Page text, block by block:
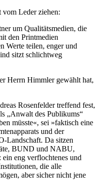
Leder ziehen:
um Qualitätsmedien, die
den Printmedien
Werte teilen, enger und
sitzt schlichtweg
Herrn Himmlergewählt hat,
Rosenfeldertreffend fest,
„Anwalt des Publikums“
müsste«, sei »faktisch eine
und der
Landschaft. Da sitzen
BUND und NABU,
eng verflochtenes und
die alle
aber sicher nicht jene